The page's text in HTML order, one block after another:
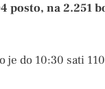
posto, na 2.251
je do 10:30 sati